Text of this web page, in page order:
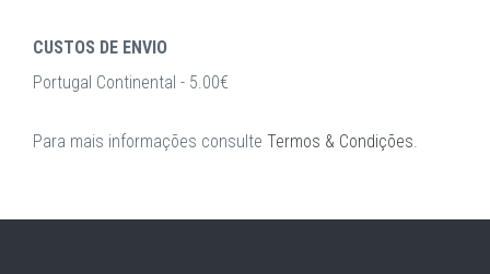
CUSTOS DE ENVIO
Portugal Continental - 5.00€
Para mais informações consulte Termos & Condições.